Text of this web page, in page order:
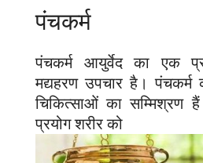
पंचकर्म
पंचकर्म आयुर्वेद का एक
मद्यहरण उपचार है। पंचकर्म
चिकित्साओं का सम्मिश्रण
प्रयोग शरीर को